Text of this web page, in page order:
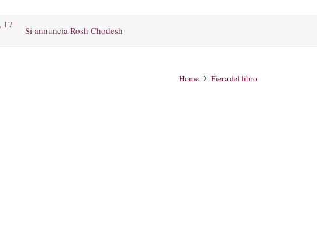
17
Si annuncia Rosh Chodesh
Home Fiera del libro